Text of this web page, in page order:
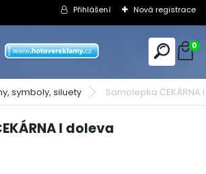
Přihlášení Nová registrace
0
symboly, siluety Samolepka ČEKÁRNA
I doleva